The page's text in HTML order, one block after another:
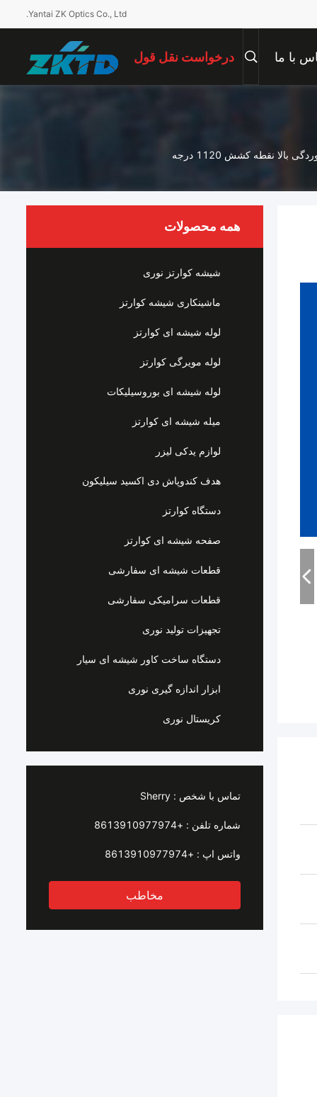
Yantai ZK Optics Co., Ltd.
با ما درخواست نقل قول
همه محصولات
شیشه کوارتز نوری
ماشینکاری شیشه کوارتز
لوله شیشه ای کوارتز
لوله مویرگی کوارتز
لوله شیشه ای بوروسیلیکات
میله شیشه ای کوارتز
لوازم یدکی لیزر
هدف کندوپاش دی اکسید سیلیکون
دستگاه کوارتز
صفحه شیشه ای کوارتز
قطعات شیشه ای سفارشی
قطعات سرامیکی سفارشی
تجهیزات تولید نوری
دستگاه ساخت کاور شیشه ای سیار
ابزار اندازه گیری نوری
کریستال نوری
تماس با شخص : Sherry
شماره تلفن : +8613910977974
واتس اپ : +8613910977974
مخاطب